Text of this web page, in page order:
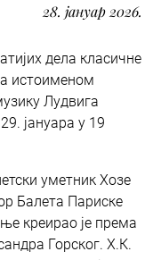
28. јануар 2026.
дела класичне
истоименом
Лудвига
јануара у 19
уметник Хозе
Балета Париске
креирао је према
Горског. Х.К.